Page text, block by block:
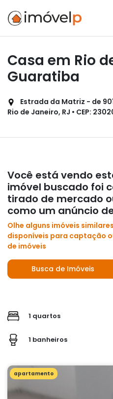
Casa em Rio
Guaratiba
Estrada da Matriz - de
Rio de Janeiro, RJ • CEP:
Você está vendo
imóvel buscado foi
tirado de mercado
como um anúncio
Olhe alguns imóveis
disponíveis para captação
de imóveis
Busca de Imóveis
1 quartos
1 banheiros
apartamento